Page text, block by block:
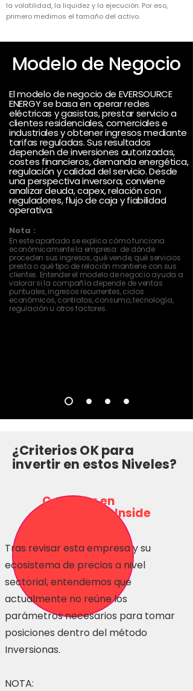
la volatilidad, la liquidez y la ejecución. Por eso,
primero medimos el tamaño del activo.
Modelo de Negocio
El modelo de negocio de EVERSOURCE
ENERGY se basa en operar redes
eléctricas y gasistas, prestar servicio a
clientes residenciales, comerciales e
industriales y obtener ingresos mediante
tarifas reguladas. Sus resultados
dependen de inversiones autorizadas,
costes financieros, demanda energética,
regulación y calidad del servicio. Desde
una perspectiva inversora, conviene
analizar deuda, capex, relación con
reguladores, flujo de caja y fiabilidad
operativa.
Nota :
En este apartado se explica cómo funciona
económicamente la empresa: de dónde
proceden sus ingresos, qué vende, qué servicios
presta o qué tipo de relación mantiene con sus
clientes. Entender el modelo de negocio ayuda a
valorar si la compañía depende de ventas
puntuales, ingresos recurrentes, ciclos
económicos, contratos, consumo, tecnología,
regulación u otros factores.
¿Criterios OK para
invertir en estos Niveles?
Consulta en
Inversionas Inside
Tras revisar esta empresa y su
ecosistema de precios a nivel
sectorial, entendemos que
actualmente no reúne los
parámetros necesarios para tomar
posiciones dentro del método
Inversionas.
NOTA: